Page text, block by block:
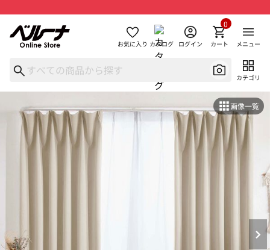
お気に入り カタログ ログイン カート
0
メニュー
カテゴリ
画像一覧